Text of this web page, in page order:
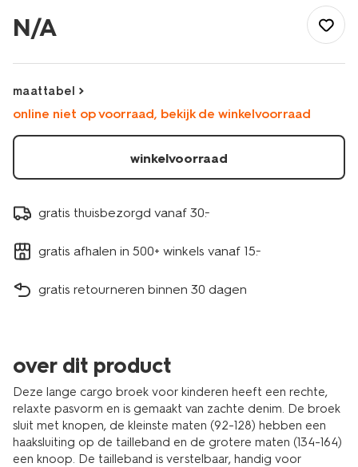
cargo-
zwart-
N/A
maattabel
online niet op voorraad, bekijk de winkelvoorraad
winkelvoorraad
gratis thuisbezorgd vanaf 30.-
gratis afhalen in 500+ winkels vanaf 15.-
gratis retourneren binnen 30 dagen
over dit product
Deze lange cargo broek voor kinderen heeft een rechte,
relaxte pasvorm en is gemaakt van zachte denim. De broek
sluit met knopen, de kleinste maten (92-128) hebben een
haaksluiting op de tailleband en de grotere maten (134-164)
een knoop. De tailleband is verstelbaar, handig voor